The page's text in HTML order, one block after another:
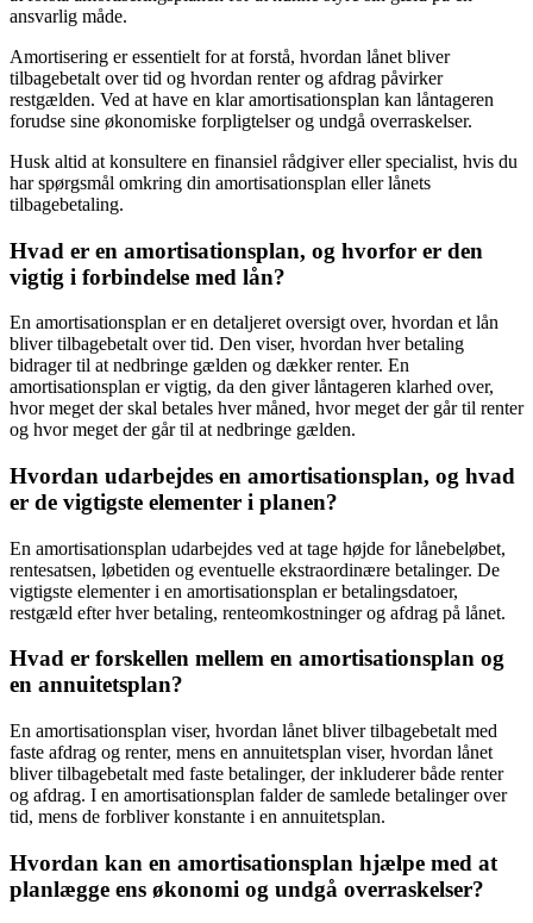
ansvarlig måde.
Amortisering er essentielt for at forstå, hvordan lånet bliver
tilbagebetalt over tid og hvordan renter og afdrag påvirker
restgælden. Ved at have en klar amortisationsplan kan låntageren
forudse sine økonomiske forpligtelser og undgå overraskelser.
Husk altid at konsultere en finansiel rådgiver eller specialist, hvis du
har spørgsmål omkring din amortisationsplan eller lånets
tilbagebetaling.
Hvad er en amortisationsplan, og hvorfor er den
vigtig i forbindelse med lån?
En amortisationsplan er en detaljeret oversigt over, hvordan et lån
bliver tilbagebetalt over tid. Den viser, hvordan hver betaling
bidrager til at nedbringe gælden og dækker renter. En
amortisationsplan er vigtig, da den giver låntageren klarhed over,
hvor meget der skal betales hver måned, hvor meget der går til renter
og hvor meget der går til at nedbringe gælden.
Hvordan udarbejdes en amortisationsplan, og hvad
er de vigtigste elementer i planen?
En amortisationsplan udarbejdes ved at tage højde for lånebeløbet,
rentesatsen, løbetiden og eventuelle ekstraordinære betalinger. De
vigtigste elementer i en amortisationsplan er betalingsdatoer,
restgæld efter hver betaling, renteomkostninger og afdrag på lånet.
Hvad er forskellen mellem en amortisationsplan og
en annuitetsplan?
En amortisationsplan viser, hvordan lånet bliver tilbagebetalt med
faste afdrag og renter, mens en annuitetsplan viser, hvordan lånet
bliver tilbagebetalt med faste betalinger, der inkluderer både renter
og afdrag. I en amortisationsplan falder de samlede betalinger over
tid, mens de forbliver konstante i en annuitetsplan.
Hvordan kan en amortisationsplan hjælpe med at
planlægge ens økonomi og undgå overraskelser?